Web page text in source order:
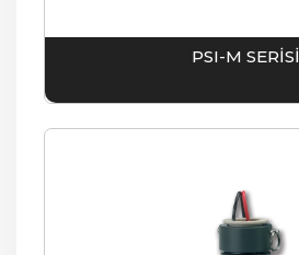
PSI-M SERİSİ